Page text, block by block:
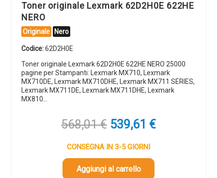
Toner originale Lexmark 62D2H0E 622HE
NERO
Originale Nero
Codice:62D2H0E
Toner originale Lexmark 62D2H0E 622HE NERO 25000
pagine per Stampanti: Lexmark MX710, Lexmark
MX710DE, Lexmark MX710DHE, Lexmark MX711 SERIES,
Lexmark MX711DE, Lexmark MX711DHE, Lexmark
MX810…
568,01€ Il
prezzo
originale
era:
568,01 €.
539,61 €Il
CONSEGNA IN 3-5 GIORNI
Aggiungi al carrello